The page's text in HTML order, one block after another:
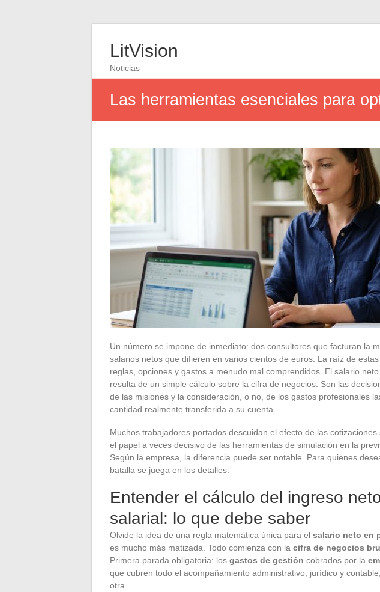
LitVision
Noticias
Las herramientas esenciales para
Un número se impone de inmediato: dos consultores que facturan la
salarios netos que difieren en varios cientos de euros. La raíz de
reglas, opciones y gastos a menudo mal comprendidos. El salario
resulta de un simple cálculo sobre la cifra de negocios. Son las
de las misiones y la consideración, o no, de los gastos profesionales
cantidad realmente transferida a su cuenta.
Muchos trabajadores portados descuidan el efecto de las
el papel a veces decisivo de las herramientas de simulación en la
Según la empresa, la diferencia puede ser notable. Para quienes
batalla se juega en los detalles.
Entender el cálculo del ingreso
salarial: lo que debe saber
Olvide la idea de una regla matemática única para el salario neto en
es mucho más matizada. Todo comienza con la cifra de negocios
Primera parada obligatoria: los gastos de gestión cobrados por la
que cubren todo el acompañamiento administrativo, jurídico y
otra.